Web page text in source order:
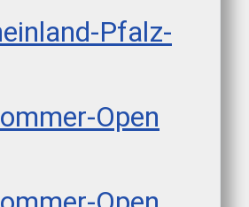
Pfalz-
Open